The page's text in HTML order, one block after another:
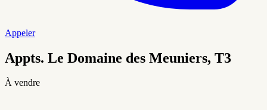
Appeler
Appts. Le Domaine des Meuniers, T3
À vendre